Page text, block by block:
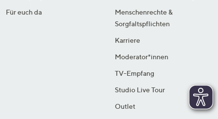
Für euch da
Menschenrechte &
Sorgfaltspflichten
Karriere
Moderator*innen
TV-Empfang
Studio Live Tour
Outlet